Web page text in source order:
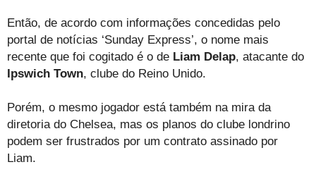
Então, de acordo com informações concedidas pelo
portal de notícias ‘Sunday Express’, o nome mais
recente que foi cogitado é o de Liam Delap, atacante do
Ipswich Town, clube do Reino Unido.
Porém, o mesmo jogador está também na mira da
diretoria do Chelsea, mas os planos do clube londrino
podem ser frustrados por um contrato assinado por
Liam.